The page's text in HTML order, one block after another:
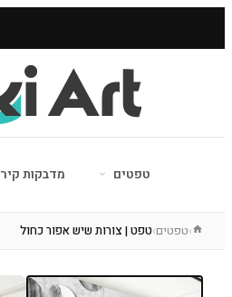
טפטים מדבקות קיר
›טפטים›טפט | צורות שיש אפור כחול